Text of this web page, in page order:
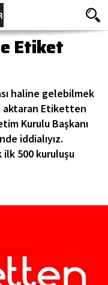
Etiket
haline gelebilmek
aktaran Etiketten
Kurulu Başkanı
iddialıyız.
500 kuruluşu